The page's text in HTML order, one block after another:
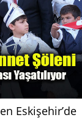
Eskişehir’de